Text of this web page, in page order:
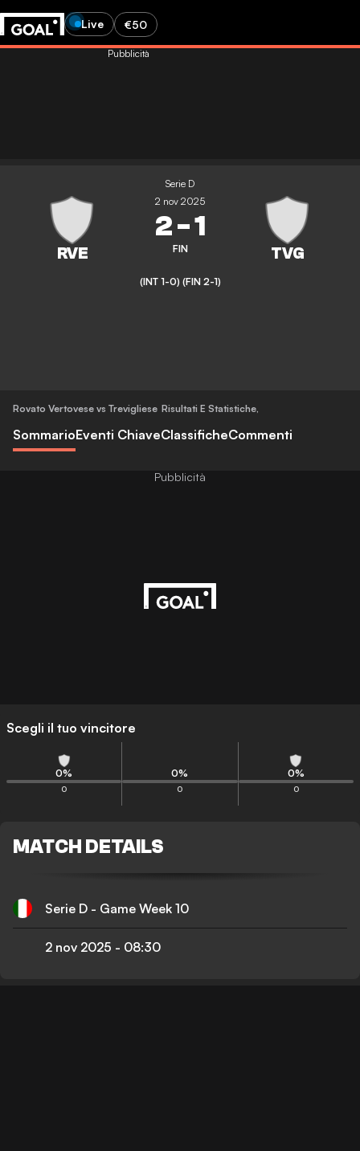
Live €50
Pubblicità
Serie D
2 nov 2025
2-1
FIN
(INT 1-0) (FIN 2-1)
Rovato Vertovese vs Trevigliese Risultati E Statistiche,
SommarioEventi ChiaveClassificheCommenti
Scegli il tuo vincitore
0%
0
0%
0
0%
0
MATCH DETAILS
Serie D - Game Week 10
2 nov 2025 - 08:30
Pubblicità